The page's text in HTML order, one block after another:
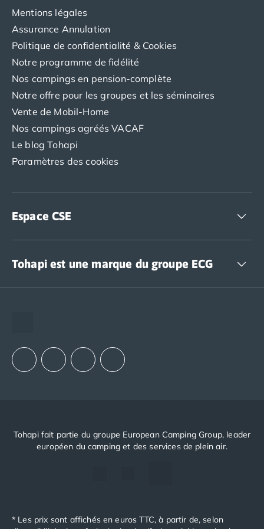
Promos d'été 2026
Nos hébergements
Nos Mobils-Homes
/nos-hebergements/location-mobil-
Nos Tentes équipées
/nos-hebergements/location-
Nos Emplacements/nos-hebergements/location-
La marque Tohapi by Homair
Vivez l'expérience
Qui sommes nous ?
Services et infos pratiques
Nos modes de paiement
Paiement en plusieurs fois
Paiement en plusieurs fois - avec ONEY BANK
Devenir propriétaire
Camping en Dordogne
Camping avec terrain de tennis
Camping avec salle de sport
Mentions légales
Assurance Annulation
Politique de confidentialité & Cookies
Notre programme de fidélité
Nos campings en pension-complète
Notre offre pour les groupes et les séminaires
Vente de Mobil-Home
Nos campings agréés VACAF
Le blog Tohapi
Paramètres des cookies
Espace CSE
Tohapi est une marque du groupe ECG
Notre politique RSE
Tohapi fait partie du groupe European Camping Group, leader
européen du camping et des services de plein air.
* Les prix sont affichés en euros TTC, à partir de, selon